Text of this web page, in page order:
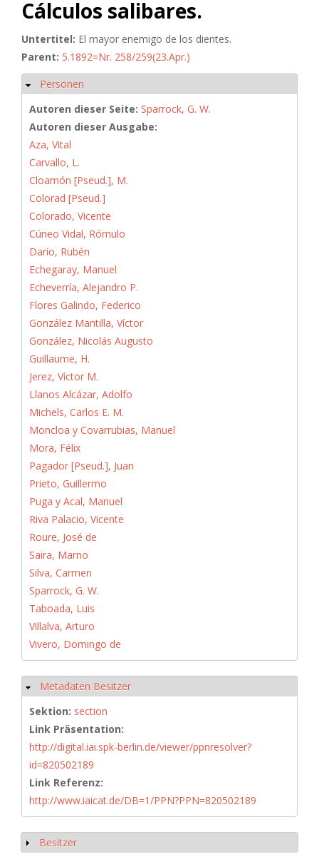
Cálculos salibares.
Untertitel: El mayor enemigo de los dientes.
Parent: 5.1892=Nr. 258/259(23.Apr.)
Ausblenden
Personen
Autoren dieser Seite: Sparrock, G. W.
Autoren dieser Ausgabe:
Aza, Vital
Carvallo, L.
Cloamón [Pseud.], M.
Colorad [Pseud.]
Colorado, Vicente
Cúneo Vidal, Rómulo
Darío, Rubén
Echegaray, Manuel
Echeverría, Alejandro P.
Flores Galindo, Federico
González Mantilla, Víctor
González, Nicolás Augusto
Guillaume, H.
Jerez, Víctor M.
Llanos Alcázar, Adolfo
Michels, Carlos E. M.
Moncloa y Covarrubias, Manuel
Mora, Félix
Pagador [Pseud.], Juan
Prieto, Guillermo
Puga y Acal, Manuel
Riva Palacio, Vicente
Roure, José de
Saira, Marno
Silva, Carmen
Sparrock, G. W.
Taboada, Luis
Villalva, Arturo
Vivero, Domingo de
Ausblenden
Metadaten Besitzer
Sektion: section
Link Präsentation:
http://digital.iai.spk-berlin.de/viewer/ppnresolver?
id=820502189
Link Referenz:
http://www.iaicat.de/DB=1/PPN?PPN=820502189
Anzeigen
Besitzer